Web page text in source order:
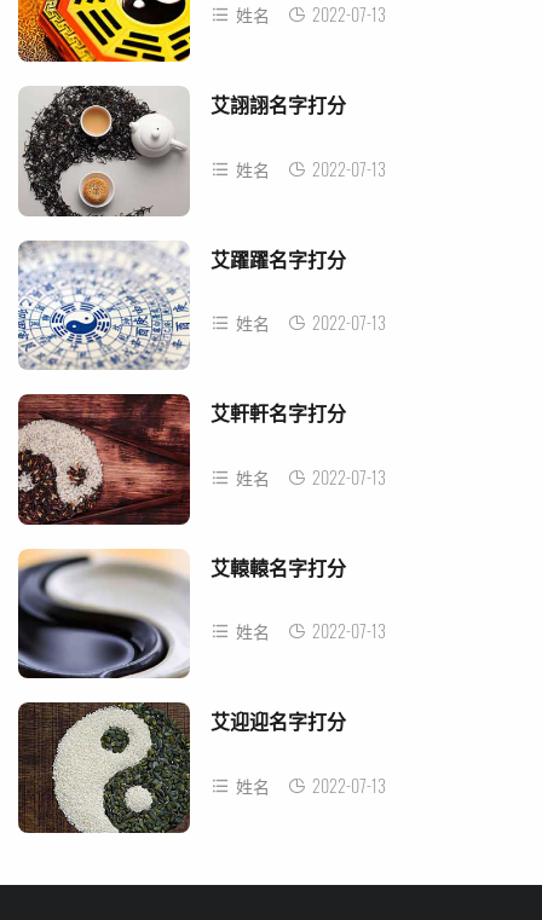
姓名 2022-07-13
艾詡詡名字打分
姓名 2022-07-13
艾躍躍名字打分
姓名 2022-07-13
艾軒軒名字打分
姓名 2022-07-13
艾轅轅名字打分
姓名 2022-07-13
艾迎迎名字打分
姓名 2022-07-13